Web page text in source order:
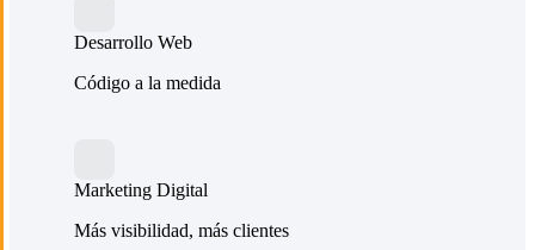
Desarrollo Web
Código a la medida
Marketing Digital
Más visibilidad, más clientes